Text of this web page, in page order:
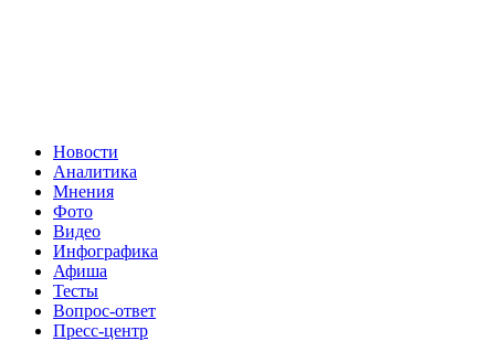
Новости
Аналитика
Мнения
Фото
Видео
Инфографика
Афиша
Тесты
Вопрос-ответ
Пресс-центр